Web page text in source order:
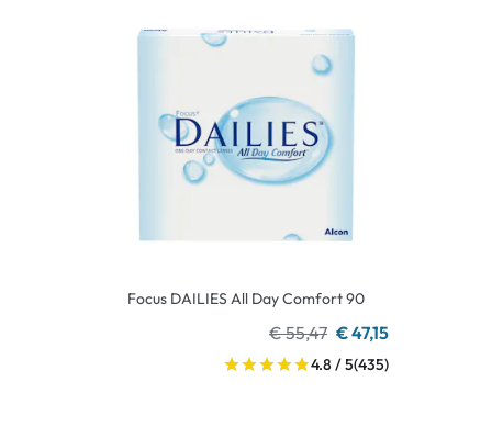
Focus DAILIES All Day Comfort 90
€ 55,47 € 47,15
4.8 / 5(435)